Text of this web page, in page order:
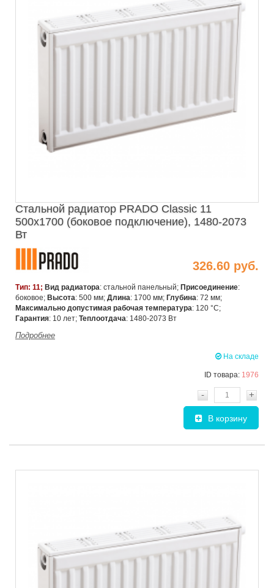
Стальной радиатор PRADO Classic 11
500х1700 (боковое подключение), 1480-2073
Вт
326.60 руб.
Тип: 11; Вид радиатора: стальной панельный; Присоединение:
боковое; Высота: 500 мм; Длина: 1700 мм; Глубина: 72 мм;
Максимально допустимая рабочая температура: 120 °C;
Гарантия: 10 лет; Теплоотдача: 1480-2073 Вт
Подробнее
На складе
ID товара: 1976
- +
В корзину